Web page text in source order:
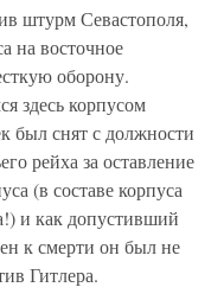
штурм Севастополя,
на восточное
оборону.
здесь корпусом
был снят с должности
рейха за оставление
(в составе корпуса
и как допустивший
к смерти он был не
Гитлера.